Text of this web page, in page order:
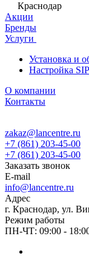
Краснодар
Акции
Бренды
Услуги
Установка и
Настройка
О компании
Контакты
zakaz@lancentre.ru
+7 (861) 203-45-00
+7 (861) 203-45-00
Заказать звонок
E-mail
info@lancentre.ru
Адрес
г. Краснодар, ул.
Режим работы
ПН-ЧТ: 09:00 -